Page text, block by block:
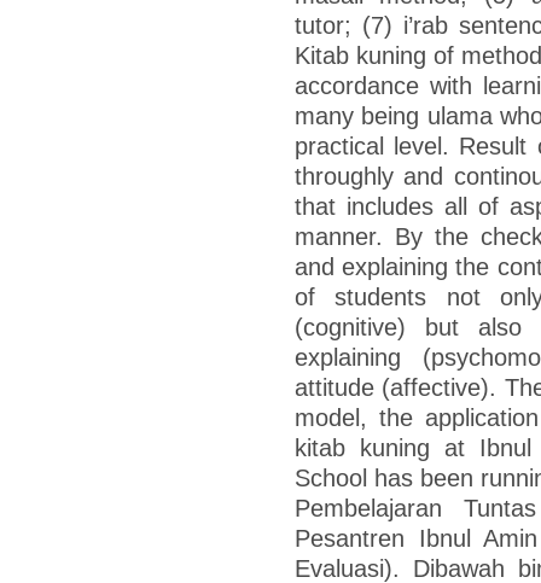
tutor; (7) i’rab
Kitab kuning of
accordance with
many being ulama
practical level.
throughly and
that includes all of
manner. By the
and explaining the
of students not
(cognitive) but also
explaining
attitude (affective).
model, the
kitab kuning at Ibnul
School has been
Pembelajaran
Pesantren Ibnul
Evaluasi). Dibawah